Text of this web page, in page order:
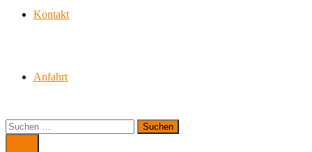
Kontakt
Anfahrt
Suchen
nach: